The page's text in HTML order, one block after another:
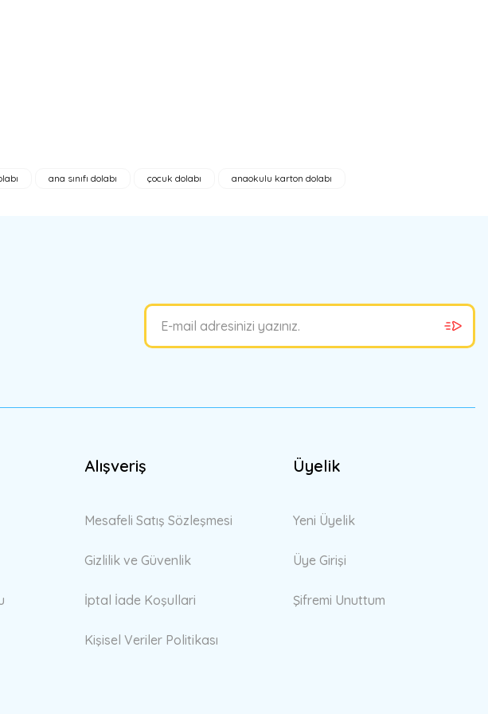
ana sınıfı dolabı çocuk dolabı
anaokulu karton dolabı
Alışveriş
Mesafeli Satış Sözleşmesi
Gizlilik ve Güvenlik
İptal İade Koşullari
Kişisel Veriler Politikası
Üyelik
Yeni Üyelik
Üye Girişi
Şifremi Unuttum